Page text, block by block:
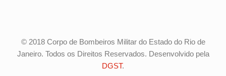
© 2018 Corpo de Bombeiros Militar do Estado do Rio de
Janeiro. Todos os Direitos Reservados. Desenvolvido pela
DGST.